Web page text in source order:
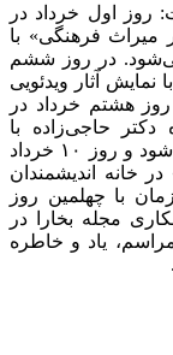
روز اول خرداد در
میراث فرهنگی» با
در روز ششم
آثار ویدئویی
هشتم خرداد در
دکتر حاجی‌زاده با
همکاری میراث فرهنگی و موزه‌ها برگزار می‌شود و روز ۱۰ خرداد
خانه اندیشمندان
روز ۱۷ خرداد، همزمان با چهلمین روز
مجله بخارا در
یاد و خاطره